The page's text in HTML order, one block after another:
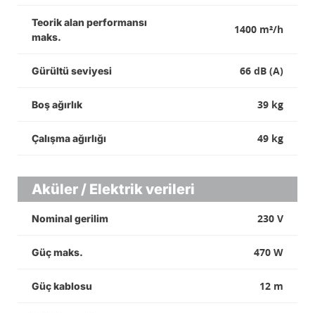
Teorik alan performansı
maks.
1400 m²/h
Gürültü seviyesi 66 dB (A)
Boş ağırlık 39 kg
Çalışma ağırlığı 49 kg
Aküler / Elektrik verileri
Nominal gerilim 230 V
Güç maks. 470 W
Güç kablosu 12 m